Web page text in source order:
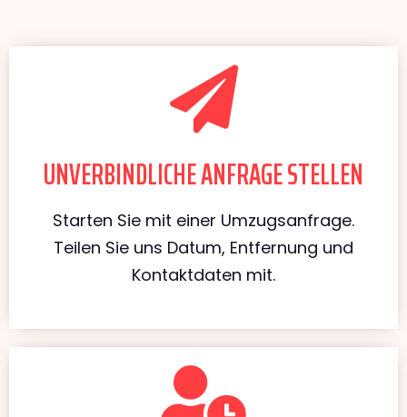
UNVERBINDLICHE ANFRAGE STELLEN
Starten Sie mit einer Umzugsanfrage.
Teilen Sie uns Datum, Entfernung und
Kontaktdaten mit.